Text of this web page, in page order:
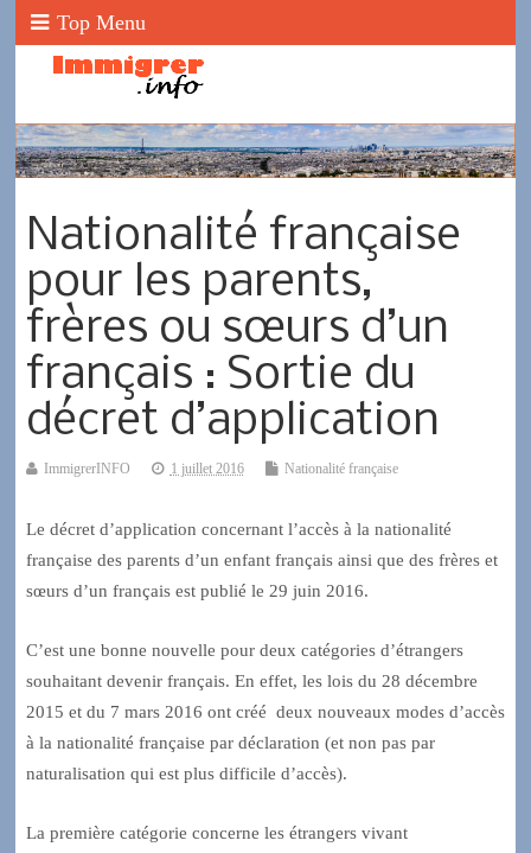
Top Menu
Nationalité française
pour les parents,
frères ou sœurs d’un
français : Sortie du
décret d’application
ImmigrerINFO 1 juillet 2016 Nationalité française
Le décret d’application concernant l’accès à la nationalité
française des parents d’un enfant français ainsi que des frères et
sœurs d’un français est publié le 29 juin 2016.
C’est une bonne nouvelle pour deux catégories d’étrangers
souhaitant devenir français. En effet, les lois du 28 décembre
2015 et du 7 mars 2016 ont créé deux nouveaux modes d’accès
à la nationalité française par déclaration (et non pas par
naturalisation qui est plus difficile d’accès).
La première catégorie concerne les étrangers vivant